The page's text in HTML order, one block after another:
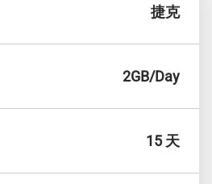
捷克
2GB/Day
15 天